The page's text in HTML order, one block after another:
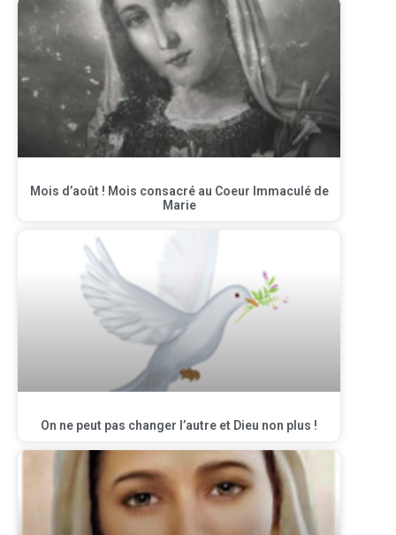
Mois d’août ! Mois consacré au Coeur Immaculé de
Marie
On ne peut pas changer l’autre et Dieu non plus !